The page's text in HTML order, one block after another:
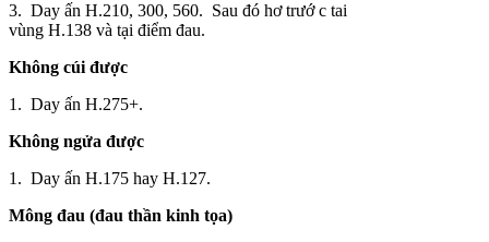
3. Day ấn H.210, 300, 560. Sau đó hơ trướ c tai
vùng H.138 và tại điểm đau.
Không cúi được
1. Day ấn H.275+.
Không ngửa được
1. Day ấn H.175 hay H.127.
Mông đau (đau thần kinh tọa)